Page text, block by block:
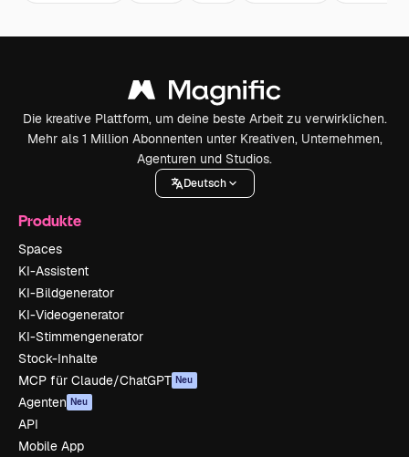
Die kreative Plattform, um deine beste Arbeit zu verwirklichen.
Mehr als 1 Million Abonnenten unter Kreativen, Unternehmen,
Agenturen und Studios.
Deutsch
Produkte
Spaces
KI-Assistent
KI-Bildgenerator
KI-Videogenerator
KI-Stimmengenerator
Stock-Inhalte
MCP für Claude/ChatGPT Neu
Agenten Neu
API
Mobile App